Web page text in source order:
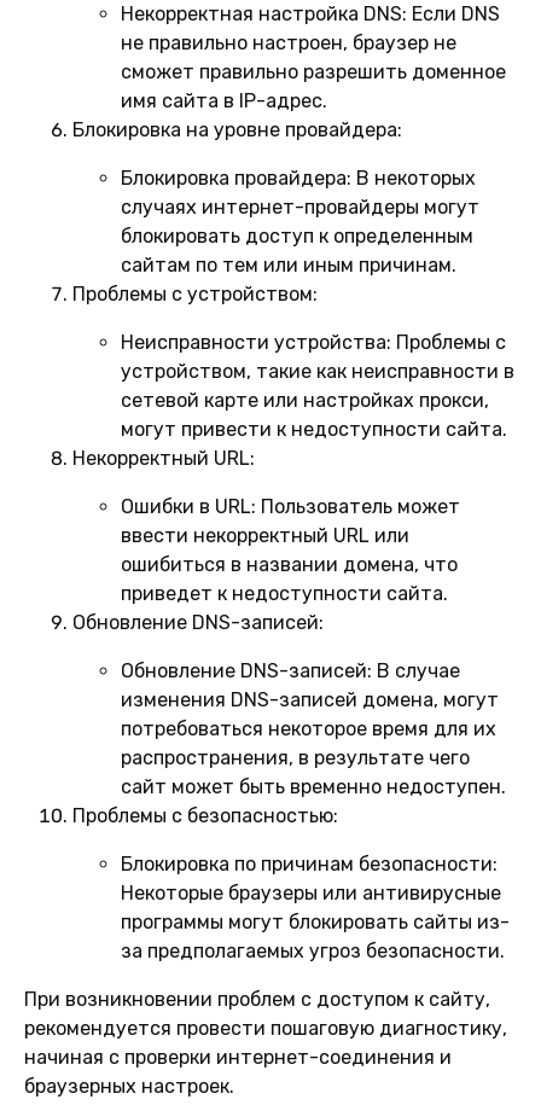
Некорректная настройка DNS: Если DNS
не правильно настроен, браузер не
сможет правильно разрешить доменное
имя сайта в IP-адрес.
Блокировка на уровне провайдера:
Блокировка провайдера: В некоторых
случаях интернет-провайдеры могут
блокировать доступ к определенным
сайтам по тем или иным причинам.
Проблемы с устройством:
Неисправности устройства: Проблемы с
устройством, такие как неисправности в
сетевой карте или настройках прокси,
могут привести к недоступности сайта.
Некорректный URL:
Ошибки в URL: Пользователь может
ввести некорректный URL или
ошибиться в названии домена, что
приведет к недоступности сайта.
Обновление DNS-записей:
Обновление DNS-записей: В случае
изменения DNS-записей домена, могут
потребоваться некоторое время для их
распространения, в результате чего
сайт может быть временно недоступен.
Проблемы с безопасностью:
Блокировка по причинам безопасности:
Некоторые браузеры или антивирусные
программы могут блокировать сайты из-
за предполагаемых угроз безопасности.
При возникновении проблем с доступом к сайту,
рекомендуется провести пошаговую диагностику,
начиная с проверки интернет-соединения и
браузерных настроек.